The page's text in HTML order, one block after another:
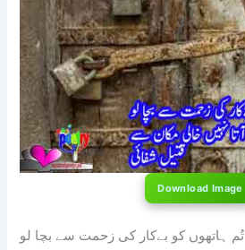
Download Image
تُم ہاتھوں کو بےکار کی زحمت سے بچا لو